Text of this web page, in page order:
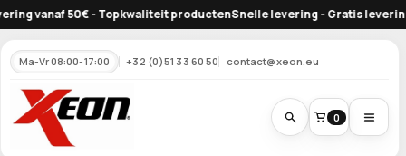
productenSnelle levering - Gratis levering vanaf 50€ -
Ma-Vr 08:00-17:00 +32 (0)51 33 60 50 contact@xeon.eu
0